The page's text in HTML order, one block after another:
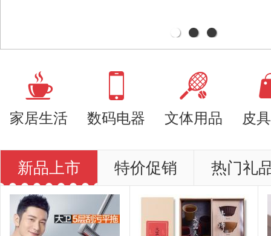
家居生活 数码电器 文体用品 皮
新品上市 特价促销 热门礼